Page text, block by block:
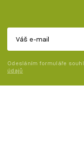
Odesláním formuláře
údajů